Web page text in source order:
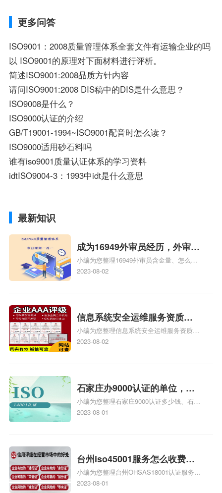
更多问答
ISO9001：2008质量管理体系全套文件有运输企业的吗
以 ISO9001的原理对下面材料进行评析。
简述ISO9001:2008品质方针内容
请问ISO9001:2008 DIS稿中的DIS是什么意思？
ISO9008是什么？
ISO9000认证的介绍
GB/T19001-1994~ISO9001配音时怎么读？
ISO9000适用砂石料吗
谁有iso9001质量认证体系的学习资料
idtISO9004-3：1993中idt是什么意思
最新知识
成为16949外审员经历，外审员
16949
小编为您整理16949外审员含金量、怎么才
能成为注册的TS16949:2009的外审员、我
2023-08-02
信息系统安全运维服务资质二
级费用，信息系统安全运维服
务资质二级
小编为您整理信息系统安全运维服务资质认
证证书机构有哪些、安全运维服务资质的费
体系认证知识，详情可查看下方正文！
2023-08-02
石家庄办9000认证的单位，石
家庄9000认证的公司
小编为您整理石家庄9000认证多少钱、石家
庄9000认证价格多少钱、石家庄9000认证
2023-08-01
台州iso45001服务怎么收费，
台州iso45001认证服务怎么收
费
小编为您整理台州OHSAS18001认证服务中
心哪家收费便宜、台州ISO9000认证，哪个
2023-08-01